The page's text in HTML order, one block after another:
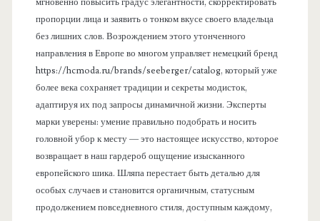
пропорции лица и заявить о тонком вкусе своего владельца
без лишних слов. Возрождением этого утонченного
направления в Европе во многом управляет немецкий бренд
https://hcmoda.ru/brands/seeberger/catalog, который уже
более века сохраняет традиции и секреты модисток,
адаптируя их под запросы динамичной жизни. Эксперты
марки уверены: умение правильно подобрать и носить
головной убор к месту — это настоящее искусство, которое
возвращает в наш гардероб ощущение изысканного
европейского шика. Шляпа перестает быть деталью для
особых случаев и становится органичным, статусным
продолжением повседневного стиля, доступным каждому,